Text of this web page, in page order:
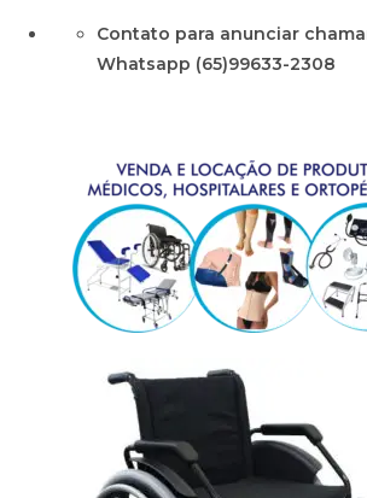
Contato para anunciar
Whatsapp (65)99633-2308